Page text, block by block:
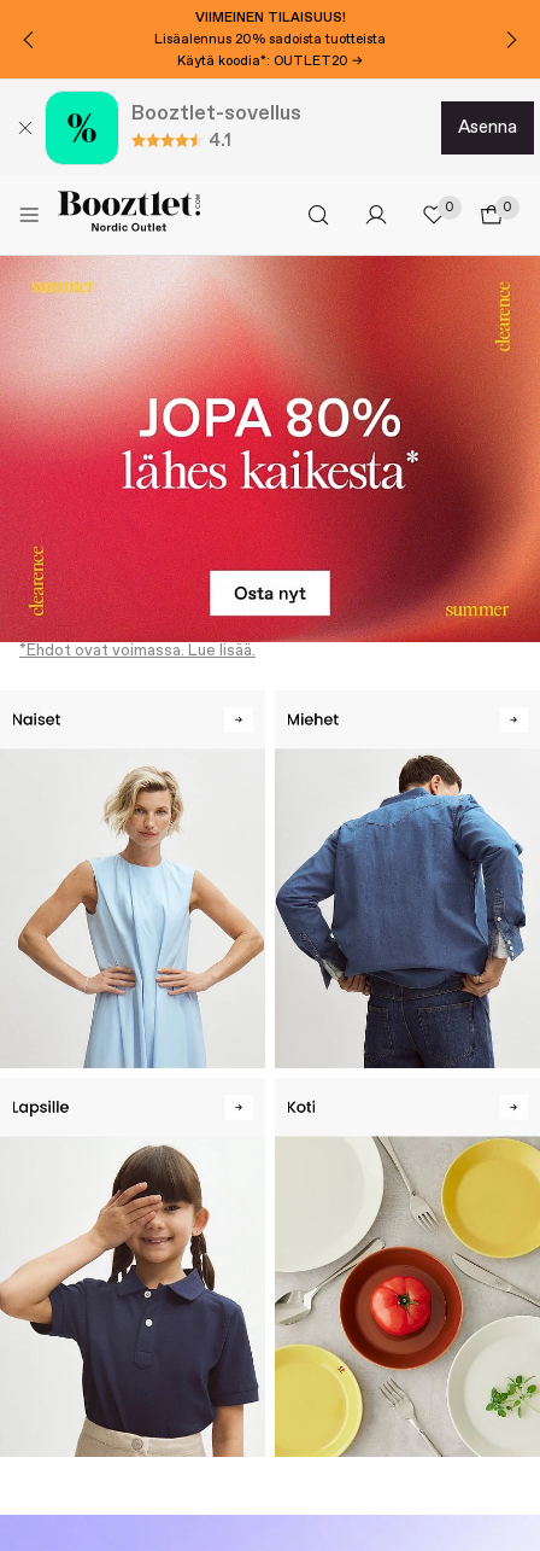
VIIMEINEN TILAISUUS!
Lisäalennus 20% sadoista tuotteista
Käytä koodia*: OUTLET20 →
Booztlet-sovellus
4.1
asenna
0 0
*Ehdot ovat voimassa. Lue lisää.